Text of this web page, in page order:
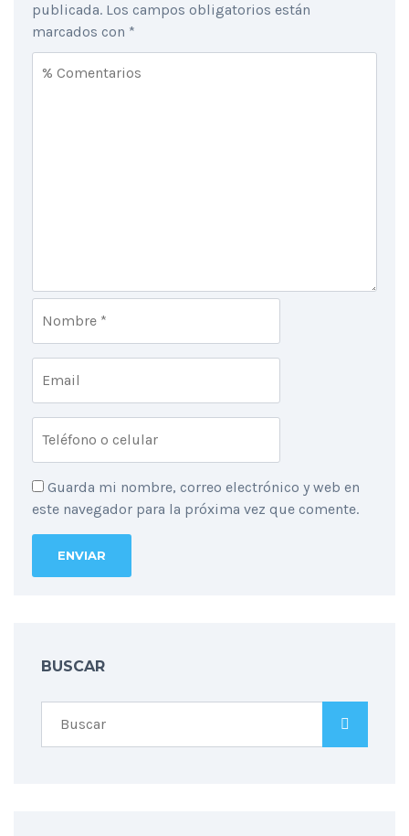
publicada. Los campos obligatorios están
marcados con *
Guarda mi nombre, correo electrónico y web en
este navegador para la próxima vez que comente.
BUSCAR